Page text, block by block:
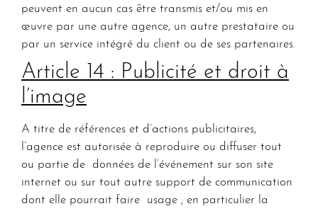
peuvent en aucun cas être transmis et/ou mis en
œuvre par une autre agence, un autre prestataire ou
par un service intégré du client ou de ses partenaires.
Article 14 : Publicité et droit à
l’image
A titre de références et d’actions publicitaires,
l’agence est autorisée à reproduire ou diffuser tout
ou partie de données de l’événement sur son site
internet ou sur tout autre support de communication
dont elle pourrait faire usage ; en particulier la